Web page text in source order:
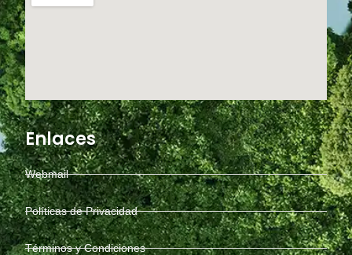
Enlaces
Webmail
Políticas de Privacidad
Términos y Condiciones